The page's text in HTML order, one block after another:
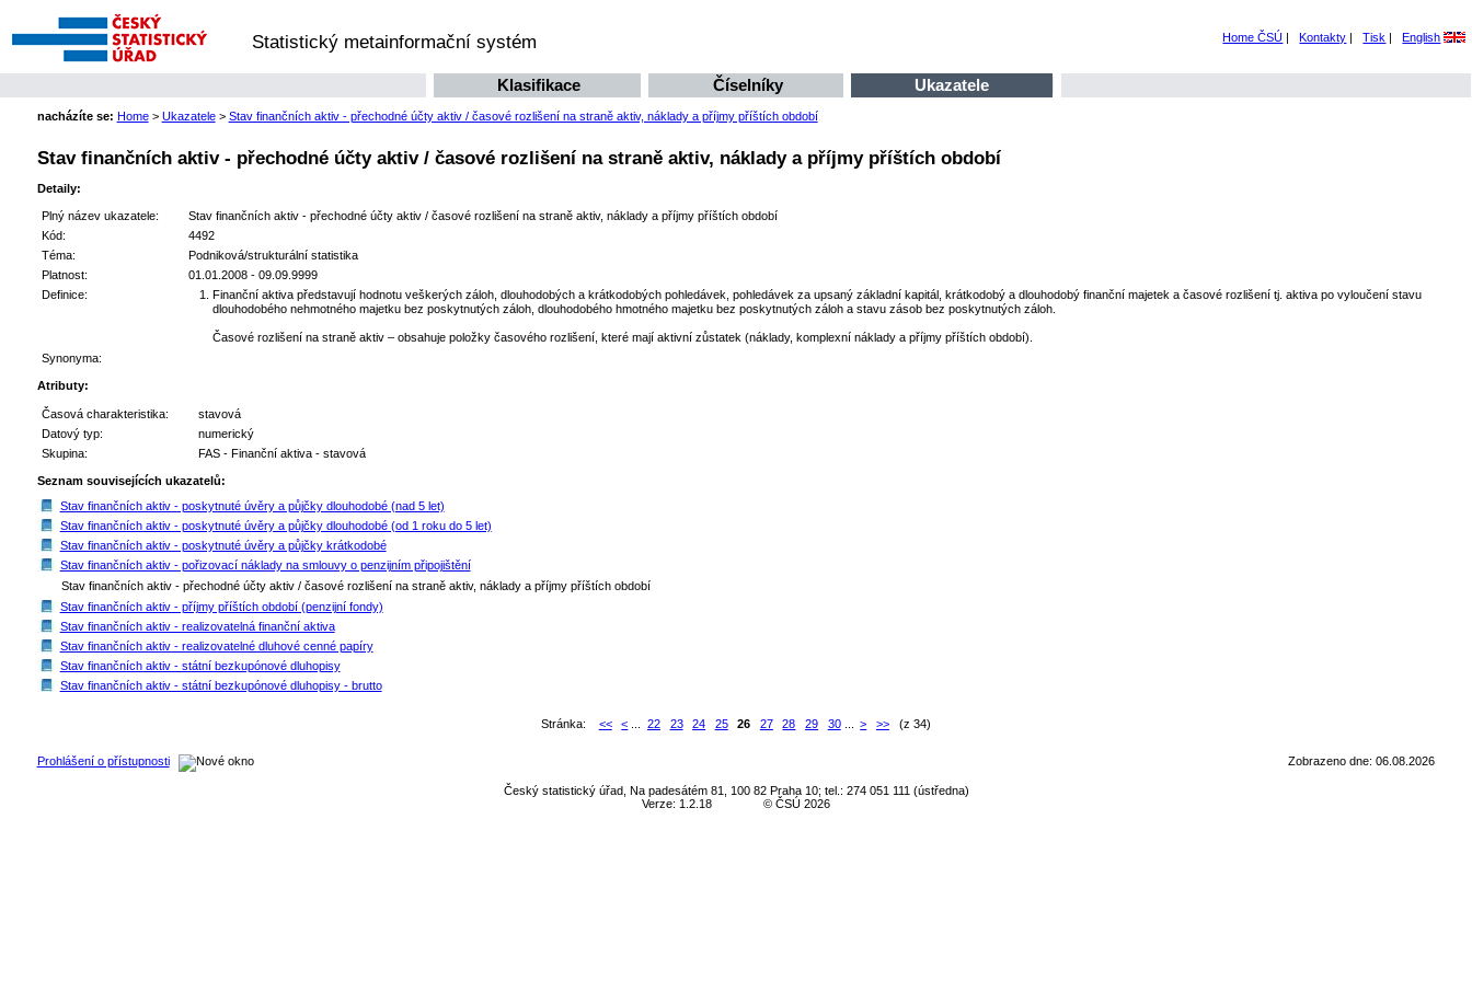
Statistický metainformační systém Home ČSÚ | Kontakty | Tisk | English
Klasifikace Číselníky Ukazatele
nacházíte se: Home> Ukazatele > Stav finančních aktiv - přechodné účty aktiv / časové rozlišení na straně aktiv, náklady a příjmy příštích období
Stav finančních aktiv - přechodné účty aktiv / časové rozlišení na straně aktiv, náklady a příjmy příštích období
Detaily:
Plný název ukazatele:
Stav finančních aktiv - přechodné účty aktiv / časové rozlišení na straně aktiv, náklady a příjmy příštích období
Kód:
4492
Téma:
Podniková/strukturální statistika
Platnost:
01.01.2008 - 09.09.9999
Definice:
Finanční aktiva představují hodnotu veškerých záloh, dlouhodobých a krátkodobých pohledávek, pohledávek za upsaný základní kapitál, krátkodobý a dlouhodobý finanční majetek a časové rozlišení tj. aktiva po vyloučení stavu
dlouhodobého nehmotného majetku bez poskytnutých záloh, dlouhodobého hmotného majetku bez poskytnutých záloh a stavu zásob bez poskytnutých záloh.
Časové rozlišení na straně aktiv – obsahuje položky časového rozlišení, které mají aktivní zůstatek (náklady, komplexní náklady a příjmy příštích období).
Synonyma:
Atributy:
Časová charakteristika:
stavová
Datový typ:
numerický
Skupina:
FAS - Finanční aktiva - stavová
Seznam souvisejících ukazatelů:
Stav finančních aktiv - poskytnuté úvěry a půjčky dlouhodobé (nad 5 let)
Stav finančních aktiv - poskytnuté úvěry a půjčky dlouhodobé (od 1 roku do 5 let)
Stav finančních aktiv - poskytnuté úvěry a půjčky krátkodobé
Stav finančních aktiv - pořizovací náklady na smlouvy o penzijním připojištění
Stav finančních aktiv - přechodné účty aktiv / časové rozlišení na straně aktiv, náklady a příjmy příštích období
Stav finančních aktiv - příjmy příštích období (penzijní fondy)
Stav finančních aktiv - realizovatelná finanční aktiva
Stav finančních aktiv - realizovatelné dluhové cenné papíry
Stav finančních aktiv - státní bezkupónové dluhopisy
Stav finančních aktiv - státní bezkupónové dluhopisy - brutto
Stránka: << < 22 23 24 25 26 27 28 29 30... > >>(z 34)
Prohlášení o přístupnosti Zobrazeno dne: 06.08.2026
Český statistický úřad, Na padesátém 81, 100 82 Praha 10; tel.: 274 051 111 (ústředna)
Verze: 1.2.18
© ČSÚ 2026